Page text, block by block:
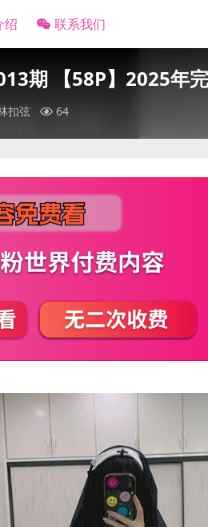
绍 联系我们
期 【58P】2025年
扣弦 64